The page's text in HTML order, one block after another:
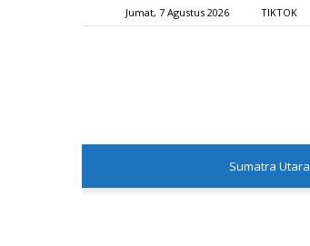
Jumat, 7 Agustus 2026 TIKTOK
Sumatra Utara